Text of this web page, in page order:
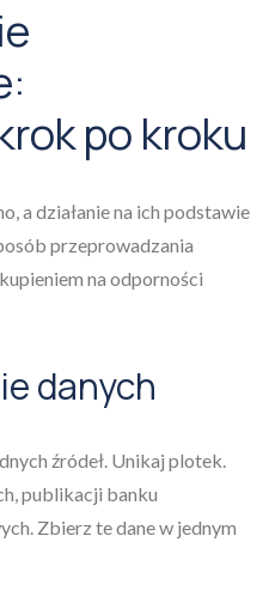
po kroku
a działanie na ich podstawie
przeprowadzania
na odporności
danych
źródeł. Unikaj plotek.
publikacji banku
Zbierz te dane w jednym